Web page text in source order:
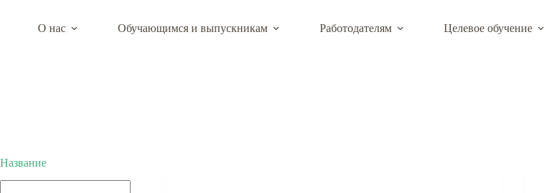
Центр карьеры департамента образовательной деятельности КФУ им. В.И. Вернадского
О нас Обучающимся и выпускникам Работодателям Целевое обучение
Название